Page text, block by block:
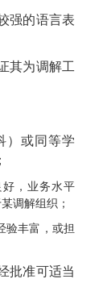
强的语言表
其为调解工
）或同等学
，业务水平
调解组织；
丰富，或担
批准可适当